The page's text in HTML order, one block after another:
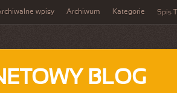
wpisy Archiwum Kategorie Spis
BLOG